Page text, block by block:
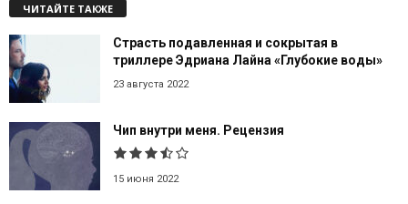
ЧИТАЙТЕ ТАКЖЕ
Страсть подавленная и сокрытая в
триллере Эдриана Лайна «Глубокие воды»
23 августа 2022
Чип внутри меня. Рецензия
15 июня 2022